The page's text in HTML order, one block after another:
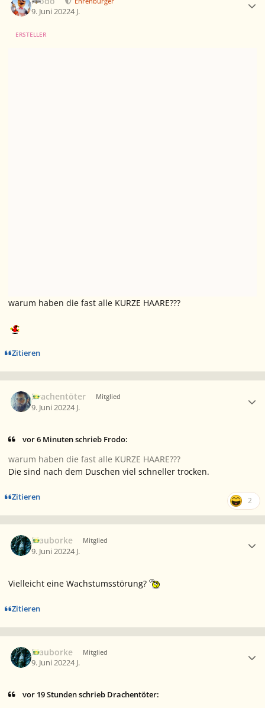
9. Juni 20224 J.
ERSTELLER
warum haben die fast alle KURZE HAARE???
Zitieren
Drachentöter Mitglied
9. Juni 20224 J.
vor 6 Minuten schrieb Frodo:
warum haben die fast alle KURZE HAARE???
Die sind nach dem Duschen viel schneller trocken.
Zitieren 2
Blauborke Mitglied
9. Juni 20224 J.
Vielleicht eine Wachstumsstörung?
Zitieren
Blauborke Mitglied
9. Juni 20224 J.
vor 19 Stunden schrieb Drachentöter: